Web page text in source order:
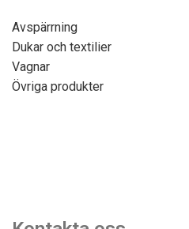
Avspärrning
Dukar och textilier
Vagnar
Övriga produkter